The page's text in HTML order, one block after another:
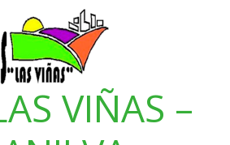
VIÑAS –